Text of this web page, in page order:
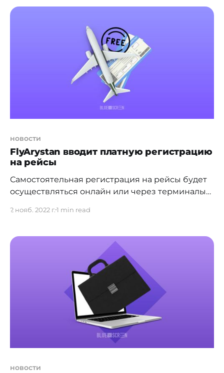
пилотный проект по оказанию госуслуг по
твердых полезных ископаемых посредством
единой платформы недропользователей
"Minerals.gov.kz". Раньше
новости
FlyArystan вводит платную регистрацию
на рейсы
Самостоятельная регистрация на рейсы будет
осуществляться онлайн или через терминалы
[https://informburo.kz/novosti/novye-pravila-fly-
на рейсы казахстанского лоукостера FlyArystan
станет платной. Но у пассажиров останется
альтернативный бесплатный способ
регистрации — онлайн на сайте компании или
до конца 2022 года через новые терминалы
самообслуживания iJan.
2 нояб. 2022 г.1 min read
новости